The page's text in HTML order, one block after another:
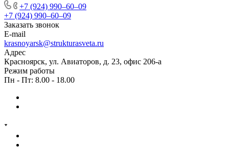
+7 (924) 990‒60‒09
+7 (924) 990‒60‒09
Заказать звонок
E-mail
krasnoyarsk@strukturasveta.ru
Адрес
Красноярск, ул. Авиаторов, д. 23, офис 206-а
Режим работы
Пн - Пт: 8.00 - 18.00